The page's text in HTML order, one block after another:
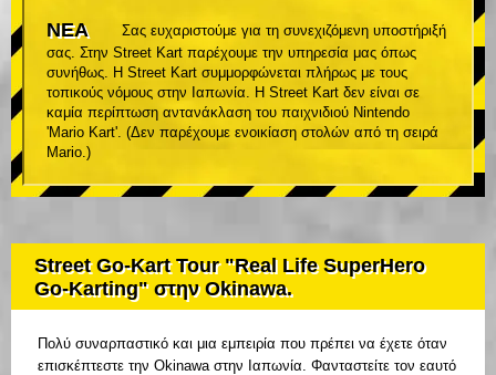
ΝΕΑ
Σας ευχαριστούμε για τη συνεχιζόμενη υποστήριξή
σας. Στην Street Kart παρέχουμε την υπηρεσία μας όπως
συνήθως. Η Street Kart συμμορφώνεται πλήρως με τους
τοπικούς νόμους στην Ιαπωνία. Η Street Kart δεν είναι σε
καμία περίπτωση αντανάκλαση του παιχνιδιού Nintendo
'Mario Kart'. (Δεν παρέχουμε ενοικίαση στολών από τη σειρά
Mario.)
Street Go-Kart Tour "Real Life SuperHero
Go-Karting" στην Okinawa.
Πολύ συναρπαστικό και μια εμπειρία που πρέπει να έχετε όταν
επισκέπτεστε την Okinawa στην Ιαπωνία. Φανταστείτε τον εαυτό